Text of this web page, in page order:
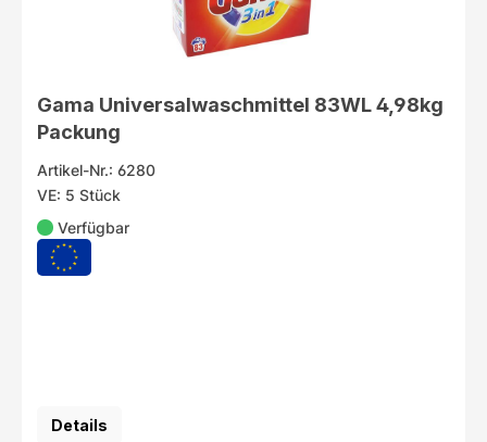
Gama Universalwaschmittel 83WL 4,98kg
Packung
Artikel-Nr.: 6280
VE: 5 Stück
Verfügbar
Details